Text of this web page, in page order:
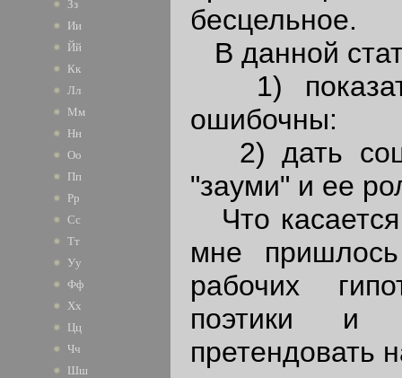
Зз
Ии
Йй
Кк
Лл
Мм
Нн
Оо
Пп
Рр
Сс
Тт
Уу
Фф
Хх
Цц
Чч
Шш
бесцельное.
В данной
1)
ошибочны:
2) дать
"зауми" и ее
Что касается
мне пришлось
рабочих
поэтики и
претендовать